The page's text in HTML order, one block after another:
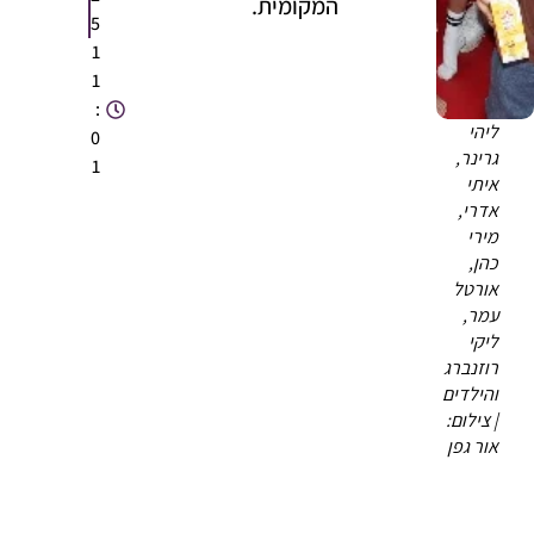
ליהי
גרינר,
איתי
אדרי,
מירי
כהן,
אורטל
עמר,
ליקי
רוזנברג
והילדים
| צילום:
אור גפן
5
1
1
:
0
1